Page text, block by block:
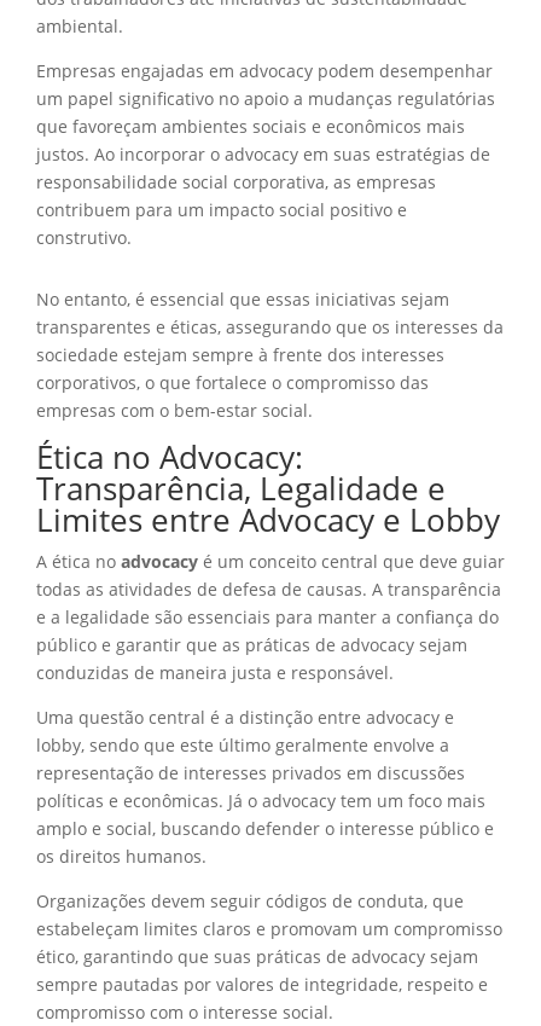
ambiental.
Empresas engajadas em advocacy podem desempenhar
um papel significativo no apoio a mudanças regulatórias
que favoreçam ambientes sociais e econômicos mais
justos. Ao incorporar o advocacy em suas estratégias de
responsabilidade social corporativa, as empresas
contribuem para um impacto social positivo e
construtivo.
No entanto, é essencial que essas iniciativas sejam
transparentes e éticas, assegurando que os interesses da
sociedade estejam sempre à frente dos interesses
corporativos, o que fortalece o compromisso das
empresas com o bem-estar social.
Ética no Advocacy:
Transparência, Legalidade e
Limites entre Advocacy e Lobby
A ética no advocacy é um conceito central que deve guiar
todas as atividades de defesa de causas. A transparência
e a legalidade são essenciais para manter a confiança do
público e garantir que as práticas de advocacy sejam
conduzidas de maneira justa e responsável.
Uma questão central é a distinção entre advocacy e
lobby, sendo que este último geralmente envolve a
representação de interesses privados em discussões
políticas e econômicas. Já o advocacy tem um foco mais
amplo e social, buscando defender o interesse público e
os direitos humanos.
Organizações devem seguir códigos de conduta, que
estabeleçam limites claros e promovam um compromisso
ético, garantindo que suas práticas de advocacy sejam
sempre pautadas por valores de integridade, respeito e
compromisso com o interesse social.